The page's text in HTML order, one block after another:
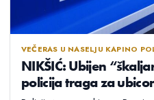
VEČERAS U NASELJU KAPINO
NIKŠIĆ: Ubijen
policija traga za